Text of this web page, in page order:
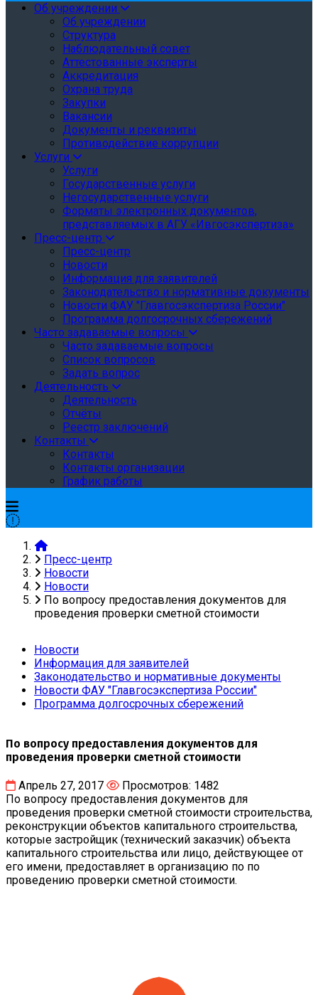
Об учреждении
Об учреждении
Структура
Наблюдательный совет
Аттестованные эксперты
Аккредитация
Охрана труда
Закупки
Вакансии
Документы и реквизиты
Противодействие коррупции
Услуги
Услуги
Государственные услуги
Негосударственные услуги
Форматы электронных документов,
представляемых в АГУ «Ивгосэкспертиза»
Пресс-центр
Пресс-центр
Новости
Информация для заявителей
Законодательство и нормативные документы
Новости ФАУ "Главгосэкспертиза России"
Программа долгосрочных сбережений
Часто задаваемые вопросы
Часто задаваемые вопросы
Список вопросов
Задать вопрос
Деятельность
Деятельность
Отчёты
Реестр заключений
Контакты
Контакты
Контакты организации
График работы
Пресс-центр
Новости
Новости
По вопросу предоставления документов для
проведения проверки сметной стоимости
Новости
Информация для заявителей
Законодательство и нормативные документы
Новости ФАУ "Главгосэкспертиза России"
Программа долгосрочных сбережений
По вопросу предоставления документов для
проведения проверки сметной стоимости
Апрель 27, 2017
Просмотров: 1482
По вопросу предоставления документов для
проведения проверки сметной стоимости строительства,
реконструкции объектов капитального строительства,
которые застройщик (технический заказчик) объекта
капитального строительства или лицо, действующее от
его имени, предоставляет в организацию по по
проведению проверки сметной стоимости.